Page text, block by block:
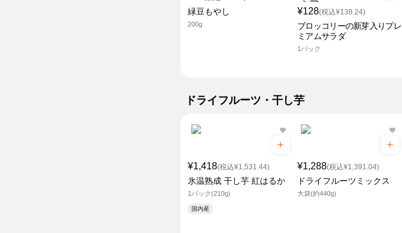
緑豆もやし
200g
¥128(税込¥138.24)
ブロッコリーの新芽入りプレ
ミアムサラダ
1パック
ドライフルーツ・干し芋
¥1,418(税込¥1,531.44)
氷温熟成 干し芋 紅はるか
1パック(210g)
国内産
¥1,288(税込¥1,391.04)
ドライフルーツミックス
大袋(約440g)